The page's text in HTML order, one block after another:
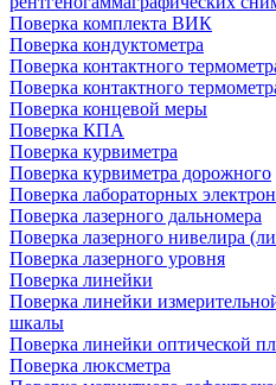
Поверка комплекта ВИК
Поверка кондуктометра
Поверка контактного
Поверка контактного
Поверка концевой меры
Поверка КПА
Поверка курвиметра
Поверка курвиметра дорожного
Поверка лабораторных
Поверка лазерного дальномера
Поверка лазерного нивелира
Поверка лазерного уровня
Поверка линейки
Поверка линейки
шкалы
Поверка линейки оптической
Поверка люксметра